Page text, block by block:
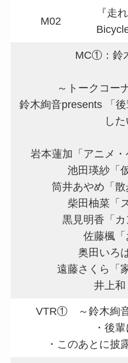
M02
『走れ
Bicycle
MC①：鈴
～トークコー
鈴木絢音presents 「
した
岩本蓮加「アニメ・
池田瑛紗「
筒井あやめ「散
柴田柚菜「
黒見明香「カ
佐藤楓「
奥田いろ
遠藤さくら「
井上和
VTR① ～鈴木絢音
・後
・このあとに披